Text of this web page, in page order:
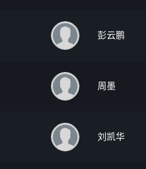
彭云鹏
周墨
刘凯华